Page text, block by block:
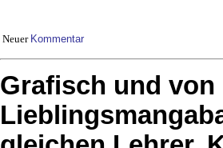
Neuer Kommentar
Grafisch und von